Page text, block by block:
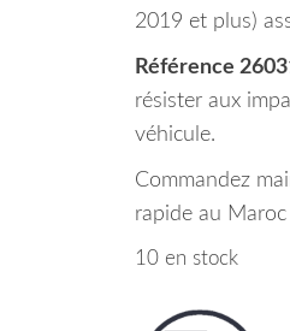
2019 et plus)
Référence
résister aux
véhicule.
Commandez
rapide au Maroc
10 en stock